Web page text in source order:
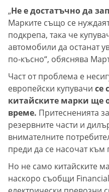
„Не е достатъчно да
Марките също се
подкрепа, така че
автомобили да останат
по-късно“, обяснява
Част от проблема е
европейски купувачи се
китайските марки ще
време. Притесненията
резервните части и
внимателните
преди да се насочат към
Но не само китайските
наскоро съобщи